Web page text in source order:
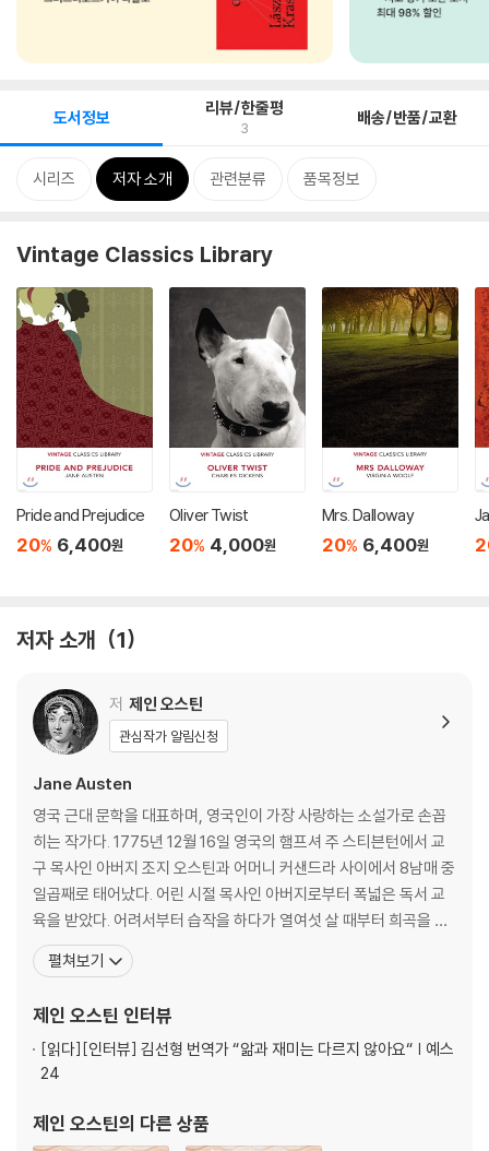
도서정보 리뷰/한줄평
3 배송/반품/교환
시리즈 저자 소개 관련분류 품목정보
Vintage Classics Library
Pride and Prejudice
20% 6,400원
Oliver Twist
20% 4,000원
Mrs. Dalloway
20% 6,400원
저자 소개 1
저 제인 오스틴
관심작가 알림신청
Jane Austen
영국 근대 문학을 대표하며, 영국인이 가장 사랑하는 소설가로 손꼽
히는 작가다. 1775년 12월 16일 영국의 햄프셔 주 스티븐턴에서 교
구 목사인 아버지 조지 오스틴과 어머니 커샌드라 사이에서 8남매 중
일곱째로 태어났다. 어린 시절 목사인 아버지로부터 폭넓은 독서 교
육을 받았다. 어려서부터 습작을 하다가 열여섯 살 때부터 희곡을 쓰
기 시작했고, 스물한 살 때 첫 장편 소설을 썼다. 1794년에 서간체 단
편소설 『레이디 수전』을 집필하면서 본격적으로 소설을 쓰기 시작했
설을 완성했는데, 1797년 이 소설은 개작
펼쳐보기
제인 오스틴 인터뷰
[읽다][인터뷰] 김선형 번역가 “앎과 재미는 다르지 않아요“ | 예스
24
제인 오스틴의 다른 상품